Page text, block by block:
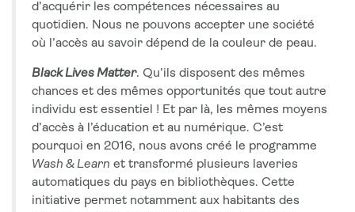
d’acquérir les compétences nécessaires au
quotidien. Nous ne pouvons accepter une société
où l’accès au savoir dépend de la couleur de peau.
Black Lives Matter. Qu’ils disposent des mêmes
chances et des mêmes opportunités que tout autre
individu est essentiel ! Et par là, les mêmes moyens
d’accès à l’éducation et au numérique. C’est
pourquoi en 2016, nous avons créé le programme
Wash & Learn et transformé plusieurs laveries
automatiques du pays en bibliothèques. Cette
initiative permet notamment aux habitants des